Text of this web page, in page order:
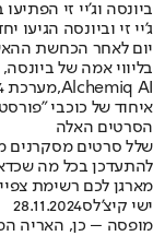
ביונסה וג'יי זי
ג'יי זי וביונסה
יום לאחר הכחשת
בליווי אמה של
Alchemiq AI
,מערכת feedy
איחוד של כוכבי
הסרטים האלה
שלל סרטים מסקרנים
להתעדכן בכל מה
מארגן לכם רשימת צפייה
ישי קיצ'לס28.11.2024
מופסה – כן, האריה